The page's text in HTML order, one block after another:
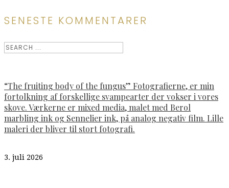
SENESTE KOMMENTARER
“The fruiting body of the fungus” Fotografierne, er min
fortolkning af forskellige svampearter der vokser i vores
skove. Værkerne er mixed media, malet med Berol
marbling ink og Sennelier ink, på analog negativ film. Lille
maleri der bliver til stort fotografi.
3. juli 2026